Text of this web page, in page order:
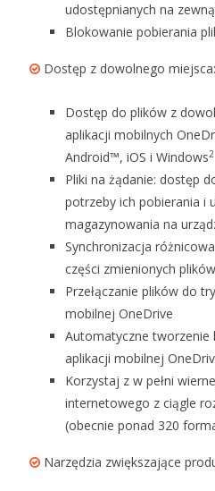
udostępnianych na
Blokowanie pobierania
Dostęp z dowolnego miejsca:
Dostęp do plików z
aplikacji mobilnych
Android™, iOS i Windows2
Pliki na żądanie: dostęp
potrzeby ich pobierania i
magazynowania na
Synchronizacja
części zmienionych
Przełączanie plików do
mobilnej OneDrive
Automatyczne tworzenie
aplikacji mobilnej
Korzystaj z w pełni
internetowego z ciągle
(obecnie ponad 320
Narzędzia zwiększające